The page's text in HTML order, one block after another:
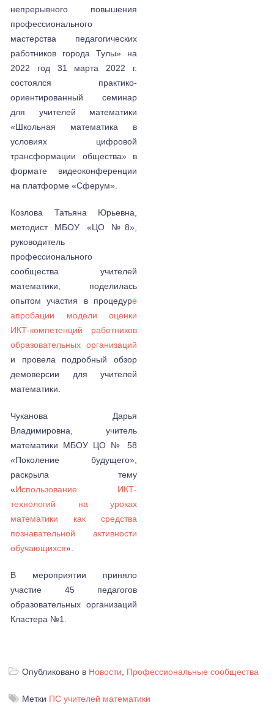
непрерывного повышения
профессионального
мастерства педагогических
работников города Тулы» на
2022 год 31 марта 2022 г.
состоялся практико-
ориентированный семинар
для учителей математики
«Школьная математика в
условиях цифровой
трансформации общества» в
формате видеоконференции
на платформе «Сферум».
Козлова Татьяна Юрьевна,
методист МБОУ «ЦО №8»,
руководитель
профессионального
сообщества учителей
математики, поделилась
опытом участия в процедуре
апробации модели оценки
ИКТ-компетенций работников
образовательных организаций
и провела подробный обзор
демоверсии для учителей
математики.
Чуканова Дарья
Владимировна, учитель
математики МБОУ ЦО № 58
«Поколение будущего»,
раскрыла тему
«Использование ИКТ-
технологий на уроках
математики как средства
познавательной активности
обучающихся».
В мероприятии приняло
участие 45 педагогов
образовательных организаций
Кластера №1.
Опубликовано в Новости, Профессиональные сообщества
Метки ПС учителей математики